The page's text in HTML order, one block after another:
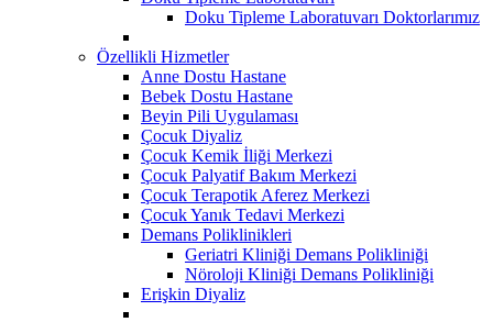
Doku Tipleme Laboratuvarı Doktorlarımız
Özellikli Hizmetler
Anne Dostu Hastane
Bebek Dostu Hastane
Beyin Pili Uygulaması
Çocuk Diyaliz
Çocuk Kemik İliği Merkezi
Çocuk Palyatif Bakım Merkezi
Çocuk Terapotik Aferez Merkezi
Çocuk Yanık Tedavi Merkezi
Demans Poliklinikleri
Geriatri Kliniği Demans Polikliniği
Nöroloji Kliniği Demans Polikliniği
Erişkin Diyaliz